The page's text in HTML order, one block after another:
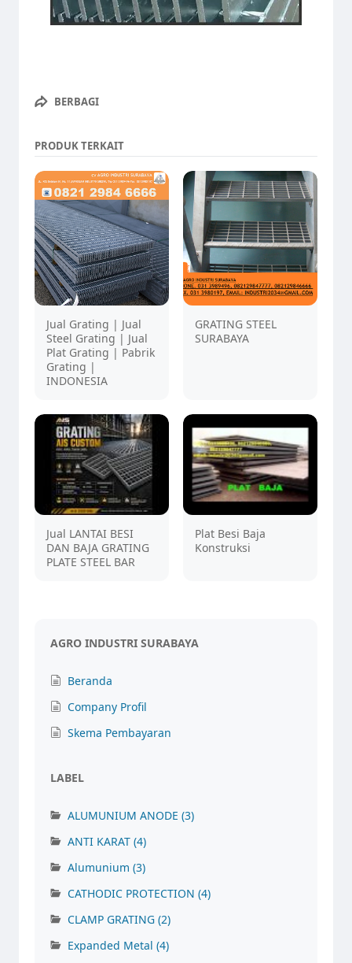
BERBAGI
PRODUK TERKAIT
Jual Grating | Jual
Steel Grating | Jual
Plat Grating | Pabrik
Grating |
INDONESIA
GRATING STEEL
SURABAYA
Jual LANTAI BESI
DAN BAJA GRATING
PLATE STEEL BAR
Plat Besi Baja
Konstruksi
AGRO INDUSTRI SURABAYA
Beranda
Company Profil
Skema Pembayaran
LABEL
ALUMUNIUM ANODE (3)
ANTI KARAT (4)
Alumunium (3)
CATHODIC PROTECTION (4)
CLAMP GRATING (2)
Expanded Metal (4)